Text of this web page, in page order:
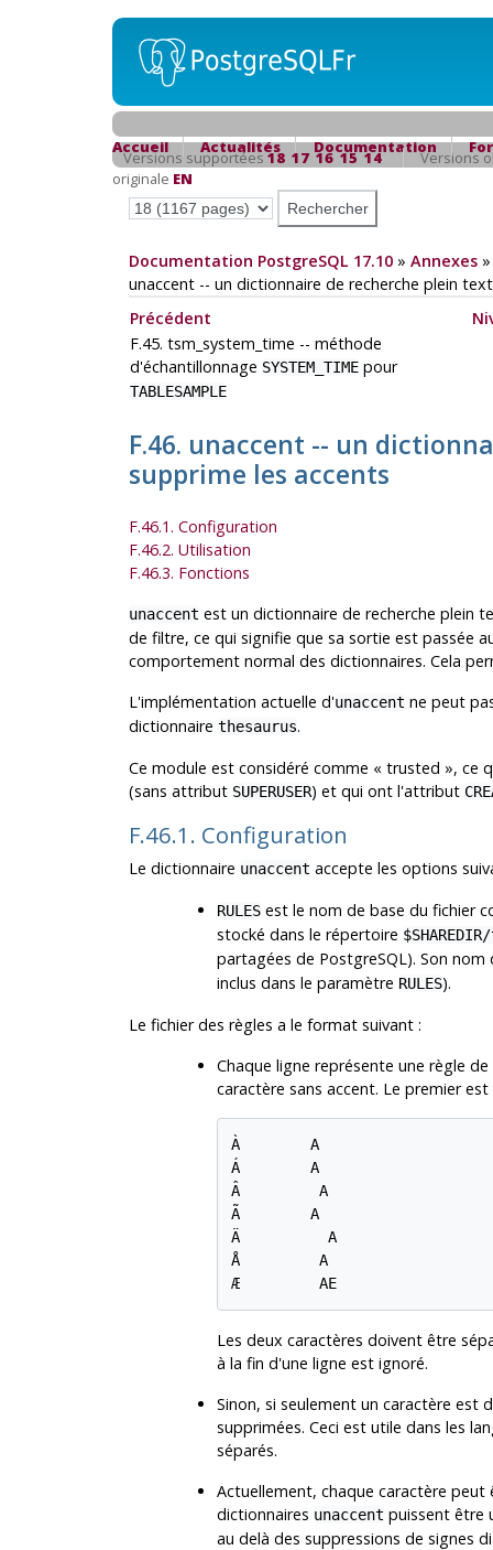
Accueil Actualités Documentation
Versions supportées18 17 16 15 14
Versions
originale EN
Documentation PostgreSQL 17.10» Annexes
unaccent -- un dictionnaire de recherche plein
Précédent
F.45. tsm_system_time -- méthode
d'échantillonnage SYSTEM_TIMEpour
TABLESAMPLE
F.46. unaccent -- un
supprime les accents
F.46.1. Configuration
F.46.2. Utilisation
F.46.3. Fonctions
unaccent est un dictionnaire de recherche plein
de filtre, ce qui signifie que sa sortie est passée
comportement normal des dictionnaires. Cela
L'implémentation actuelle d'unaccent ne peut
dictionnaire thesaurus.
Ce module est considéré comme « trusted », ce
(sans attribut SUPERUSER) et qui ont l'attribut
F.46.1. Configuration
Le dictionnaire unaccent accepte les options
RULESest le nom de base du fichier
stocké dans le répertoire
partagées de PostgreSQL). Son
inclus dans le paramètre RULES).
Le fichier des règles a le format suivant :
Chaque ligne représente une règle
caractère sans accent. Le premier
À        A
Á        A
Â         A
Ã        A
Ä          A
Å         A
Æ         AE
Les deux caractères doivent être
à la fin d'une ligne est ignoré.
Sinon, si seulement un caractère est
supprimées. Ceci est utile dans les
séparés.
Actuellement, chaque caractère
dictionnaires unaccent puissent être
au delà des suppressions de signes